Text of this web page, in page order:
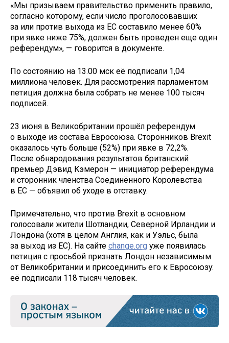
«Мы призываем правительство применить правило,
согласно которому, если число проголосовавших
за или против выхода из ЕС составило менее 60%
при явке ниже 75%, должен быть проведен еще один
референдум», — говорится в документе.
По состоянию на 13.00 мск её подписали 1,04
миллиона человек. Для рассмотрения парламентом
петиция должна была собрать не менее 100 тысяч
подписей.
23 июня в Великобритании прошёл референдум
о выходе из состава Евросоюза. Сторонников Brexit
оказалось чуть больше (52%) при явке в 72,2%.
После обнародования результатов британский
премьер Дэвид Кэмерон — инициатор референдума
и сторонник членства Соединённого Королевства
в ЕС — объявил об уходе в отставку.
Примечательно, что против Brexit в основном
голосовали жители Шотландии, Северной Ирландии и
Лондона (хотя в целом Англия, как и Уэльс, была
за выход из ЕС). На сайте change.org уже появилась
петиция с просьбой признать Лондон независимым
от Великобритании и присоединить его к Евросоюзу:
её подписали 118 тысяч человек.